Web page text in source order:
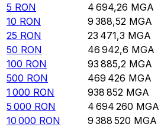
5 RON 4 694,26 MGA
10 RON 9 388,52 MGA
25 RON 23 471,3 MGA
50 RON 46 942,6 MGA
100 RON 93 885,2 MGA
500 RON 469 426 MGA
1 000 RON 938 852 MGA
5 000 RON 4 694 260 MGA
10 000 RON 9 388 520 MGA